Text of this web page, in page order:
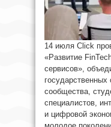
14 июля Click
«Развитие
сервисов»,
государственных
сообщества,
специалистов,
и цифровой